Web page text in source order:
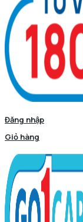
Đăng nhập
Giỏ hàng